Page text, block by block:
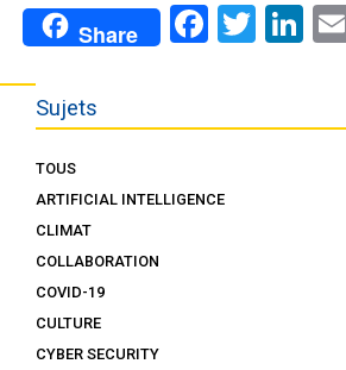
Share
Sujets
TOUS
ARTIFICIAL INTELLIGENCE
CLIMAT
COLLABORATION
COVID-19
CULTURE
CYBER SECURITY